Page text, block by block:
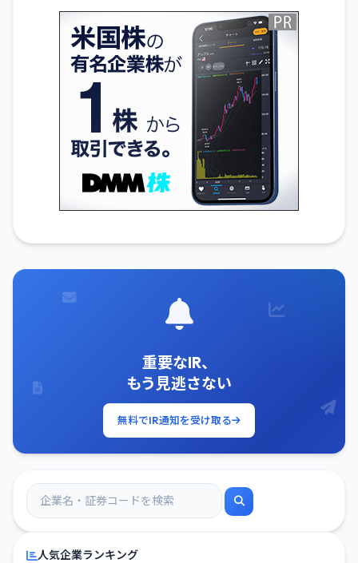
重要なIR、
もう見逃さない
無料でIR通知を受け取る
人気企業ランキング